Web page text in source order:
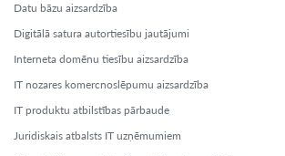
Datu bāzu aizsardzība
Digitālā satura autortiesību jautājumi
Interneta domēnu tiesību aizsardzība
IT nozares komercnoslēpumu aizsardzība
IT produktu atbilstības pārbaude
Juridiskais atbalsts IT uzņēmumiem